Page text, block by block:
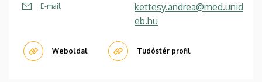
E-mail
kettesy.andrea@med.unid
eb.hu
Weboldal Tudóstér profil